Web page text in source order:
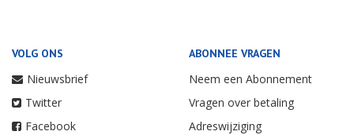
VOLG ONS
Nieuwsbrief
Twitter
Facebook
ABONNEE VRAGEN
Neem een Abonnement
Vragen over betaling
Adreswijziging